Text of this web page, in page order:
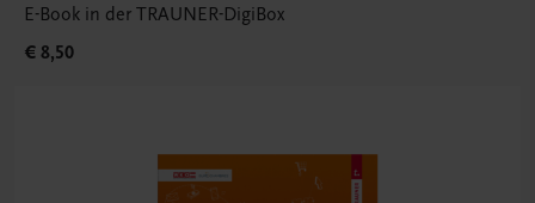
E-Book in der TRAUNER-DigiBox
€ 8,50